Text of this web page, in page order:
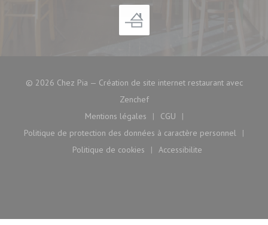
© 2026 Chez Pia — Création de site internet restaurant avec
Zenchef((ouvre une nouvelle fenêtre))
Mentions légales
((ouvre une nouvelle fenêtre))
CGU
((ouvre une nouvelle
Politique de protection des données à caractère personnel
((ouvre une nouvelle fenêtre))
Politique de cookies
((ouvre une nouvelle fenêtre))
Accessibilite